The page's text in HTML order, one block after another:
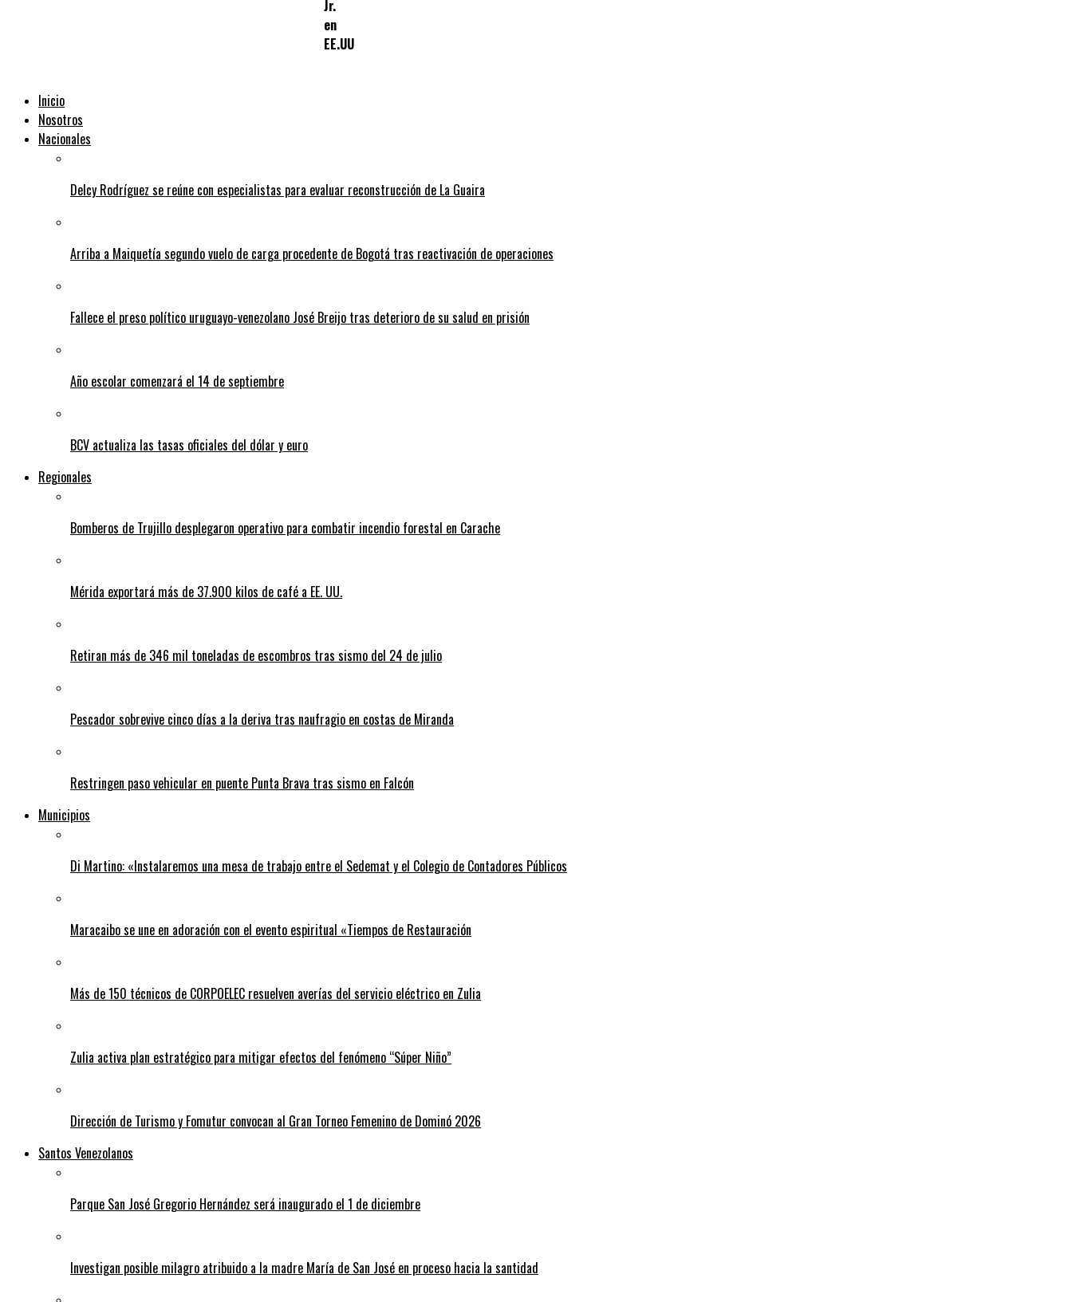
Jr.
en
EE.UU
Inicio
Nosotros
Nacionales
Delcy Rodríguez se reúne con especialistas para evaluar reconstrucción de La Guaira
Arriba a Maiquetía segundo vuelo de carga procedente de Bogotá tras reactivación de operaciones
Fallece el preso político uruguayo-venezolano José Breijo tras deterioro de su salud en prisión
Año escolar comenzará el 14 de septiembre
BCV actualiza las tasas oficiales del dólar y euro
Regionales
Bomberos de Trujillo desplegaron operativo para combatir incendio forestal en Carache
Mérida exportará más de 37.900 kilos de café a EE. UU.
Retiran más de 346 mil toneladas de escombros tras sismo del 24 de julio
Pescador sobrevive cinco días a la deriva tras naufragio en costas de Miranda
Restringen paso vehicular en puente Punta Brava tras sismo en Falcón
Municipios
Di Martino: «Instalaremos una mesa de trabajo entre el Sedemat y el Colegio de Contadores Públicos
Maracaibo se une en adoración con el evento espiritual «Tiempos de Restauración
Más de 150 técnicos de CORPOELEC resuelven averías del servicio eléctrico en Zulia
Zulia activa plan estratégico para mitigar efectos del fenómeno “Súper Niño”
Dirección de Turismo y Fomutur convocan al Gran Torneo Femenino de Dominó 2026
Santos Venezolanos
Parque San José Gregorio Hernández será inaugurado el 1 de diciembre
Investigan posible milagro atribuido a la madre María de San José en proceso hacia la santidad